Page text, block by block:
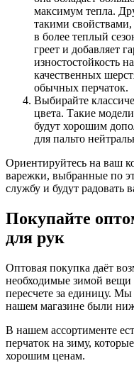
максимум тепла.
такими
в более теплый
греет и добавляет
изностостойкость
качественных
обычных перчаток.
Выбирайте
цвета. Такие
будут хорошим
для пальто
Ориентируйтесь на ваш
варежки, выбранные по
службу и будут радовать
Покупайте
для рук
Оптовая покупка даёт
необходимые зимой вещи
пересчете за единицу.
нашем магазине были
В нашем ассортименте
перчаток на зиму,
хорошим ценам.